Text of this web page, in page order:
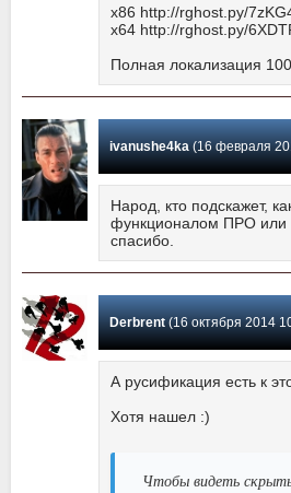
x86 http://rghost.ру/
x64 http://rghost.ру/
Полная локализация
ivanushe4ka(16 февраля 2015 18:32)
Народ, кто подскажет,
функционалом ПРО или
спасибо.
Derbrent(16 октября 2014 10:41)
А русификация есть к
Хотя нашел :)
Чтобы видеть